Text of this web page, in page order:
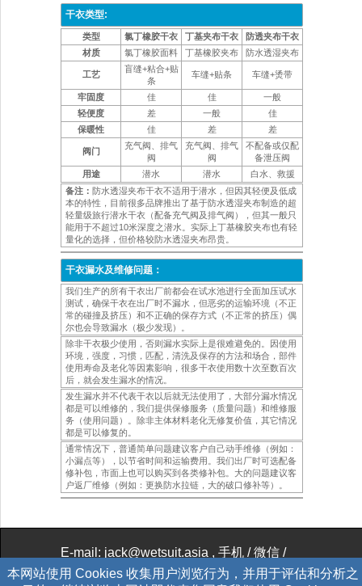
干衣类型:
类型 氯丁橡胶干衣 丁基夹布干衣
防透夹布干衣
材质
氯丁橡胶面料 丁基橡胶夹布 防水透湿夹布
工艺
盲缝+粘合+贴
条
车缝+贴条 车缝+烫带
牢固度 佳 佳
一般
轻便度
差 一般
佳
保暖性
佳 差 差
阀门
充气阀、排气
阀
充气阀、排气
阀
不配备或仅配
备泄压阀
用途
潜水 潜水
白水、救援
备注： 防水透湿夹布干衣不适用于潜水，但因其轻便及低成
本的特性，目前很多品牌推出了基于防水透湿夹布制造的超
轻量级旅行潜水干衣（配备充气阀及排气阀），但其一般只
能用于不超过10米深度之潜水。实际上丁基橡胶夹布也有轻
量化的选择，但价格较防水透湿夹布昂贵。
干衣漏水及维修问题：
我们生产的所有干衣出厂前都会在试水池进行全面加压试水
测试，确保干衣在出厂时不漏水，但恶劣的运输环境（不正
常的碰撞及挤压）和不正确的保存方式（不正常的挤压）偶
尔也会导致漏水（极少发现）。
除非干衣极少使用，否则漏水实际上是很难避免的。因使用
环境，强度，习惯，匹配，清洗及保存的方法和场合，部件
使用寿命及老化等因素影响，很多干衣使用数十次至数百次
后，就会发生漏水的情况。
发生漏水并不代表干衣以后就无法使用了，大部分漏水情况
都是可以维修的，我们提供保修服务（质量问题）和维修服
务（使用问题）。除非主体材料老化无修复价值，其它情况
都是可以修复的。
通常情况下，普通简单问题建议客户自己动手维修（例如：
小漏点等），以节省时间和运输费用。我们出厂时可选配备
修补包，市面上也可以购买到各类修补包。大的问题建议客
户返厂维修（例如：更换防水拉链，大的破口修补等）。
E-mail: jack@wetsuit.asia , 手机 / 微信 /
WhatsApp: +86 139 1799 1818
本网站使用 Cookies 收集用户浏览行为，并用于评估和分析之